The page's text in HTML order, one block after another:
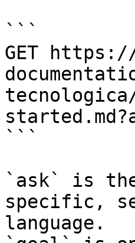
```
GET
```
`ask` is
specific,
language.